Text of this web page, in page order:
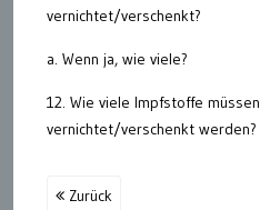
vernichtet/verschenkt?
a. Wenn ja, wie viele?
12. Wie viele Impfstoffe
vernichtet/verschenkt werden?
Zurück